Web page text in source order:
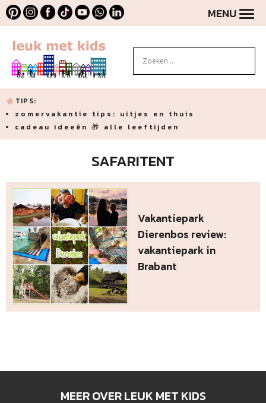
MENU
TIPS:
zomervakantie tips: uitjes en thuis
cadeau ideeën 🎁 alle leeftijden
SAFARITENT
Vakantiepark
Dierenbos review:
vakantiepark in
Brabant
MEER OVER LEUK MET KIDS